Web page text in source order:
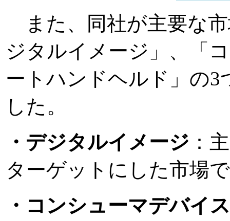
また、同社が主要な
ジタルイメージ」、「
ートハンドヘルド」の
した。
・デジタルイメージ ：
ターゲットにした市場
・コンシューマデバイス